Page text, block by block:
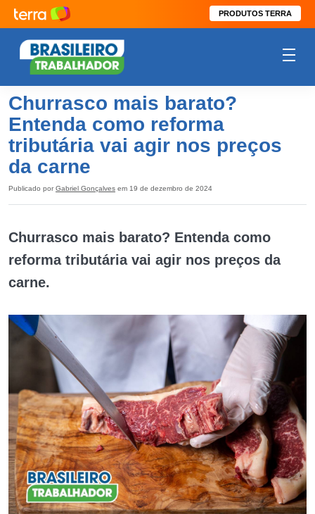
PRODUTOS TERRA
Churrasco mais barato?
Entenda como reforma
tributária vai agir nos preços
da carne
Publicado por Gabriel Gonçalves em 19 de dezembro de 2024
Churrasco mais barato? Entenda como
reforma tributária vai agir nos preços da
carne.